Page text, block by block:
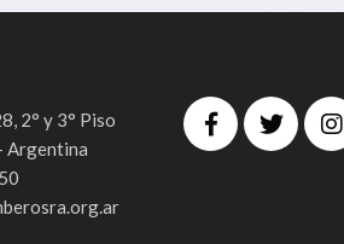
2° y 3° Piso
Argentina